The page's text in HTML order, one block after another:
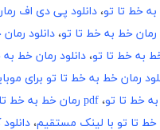
، دانلود پی دی اف
رمان خط به خط تا تو، دانلود
به خط تا تو، دانلود رمان خط
رمان خط به خط تا تو برای
خط تا تو، pdf رمان خط به خط تا تو کامل
تا تو با لینک مستقیم،